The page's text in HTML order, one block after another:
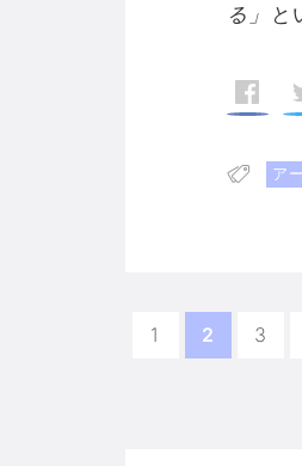
る」
と
ア
1 2 3